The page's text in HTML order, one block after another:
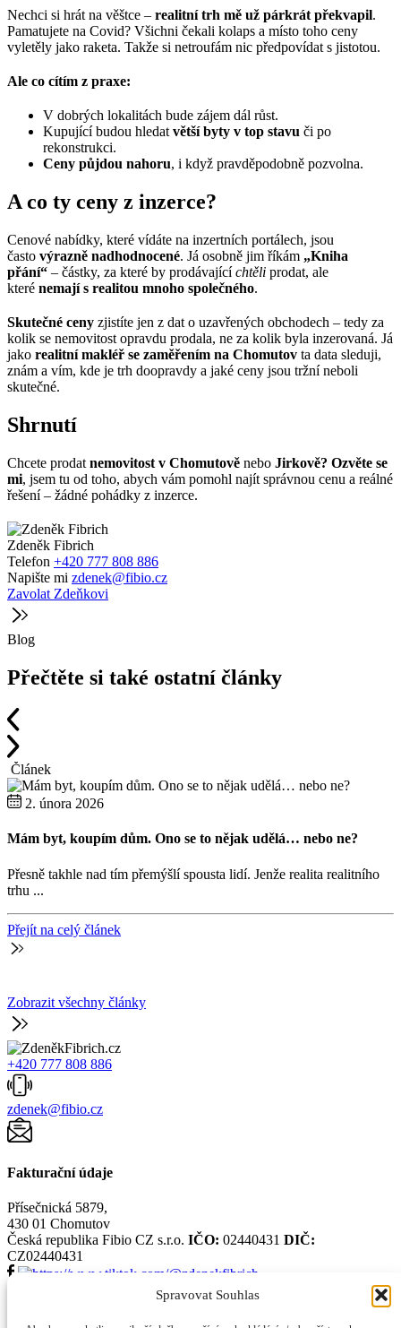
Spravovat Souhlas
Nechci si hrát na věštce – realitní trh mě už párkrát překvapil.
Pamatujete na Covid? Všichni čekali kolaps a místo toho ceny
vyletěly jako raketa. Takže si netroufám nic předpovídat s jistotou.
Ale co cítím z praxe:
V dobrých lokalitách bude zájem dál růst.
Kupující budou hledatvětší byty v top stavu či po
rekonstrukci.
Ceny půjdou nahoru, i když pravděpodobně pozvolna.
A co ty ceny z inzerce?
Cenové nabídky, které vídáte na inzertních portálech, jsou
často výrazně nadhodnocené. Já osobně jim říkám „Kniha
přání“ – částky, za které by prodávajícíchtěli prodat, ale
které nemají s realitou mnoho společného.
Skutečné ceny zjistíte jen z dat o uzavřených obchodech – tedy za
kolik se nemovitost opravdu prodala, ne za kolik byla inzerovaná. Já
jako realitní makléř se zaměřením na Chomutov ta data sleduji,
znám a vím, kde je trh doopravdy a jaké ceny jsou tržní neboli
skutečné.
Shrnutí
Chcete prodat nemovitost v Chomutově nebo Jirkově? Ozvěte se
mi, jsem tu od toho, abych vám pomohl najít správnou cenu a reálné
řešení – žádné pohádky z inzerce.
Zdeněk Fibrich
Telefon +420 777 808 886
Napište mi zdenek@fibio.cz
Zavolat Zdeňkovi
Blog
Přečtěte si také ostatní články
Článek
2. února 2026
Mám byt, koupím dům. Ono se to nějak udělá… nebo ne?
Přesně takhle nad tím přemýšlí spousta lidí. Jenže realita realitního
trhu ...
Přejít na celý článek
Zobrazit všechny články
+420 777 808 886
zdenek@fibio.cz
Fakturační údaje
Přísečnická 5879,
430 01 Chomutov
Česká republika Fibio CZ s.r.o. IČO: 02440431 DIČ:
CZ02440431